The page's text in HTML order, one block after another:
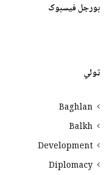
بورجل فیسبوک
ټولي
Baghlan
Balkh
Development
Diplomacy